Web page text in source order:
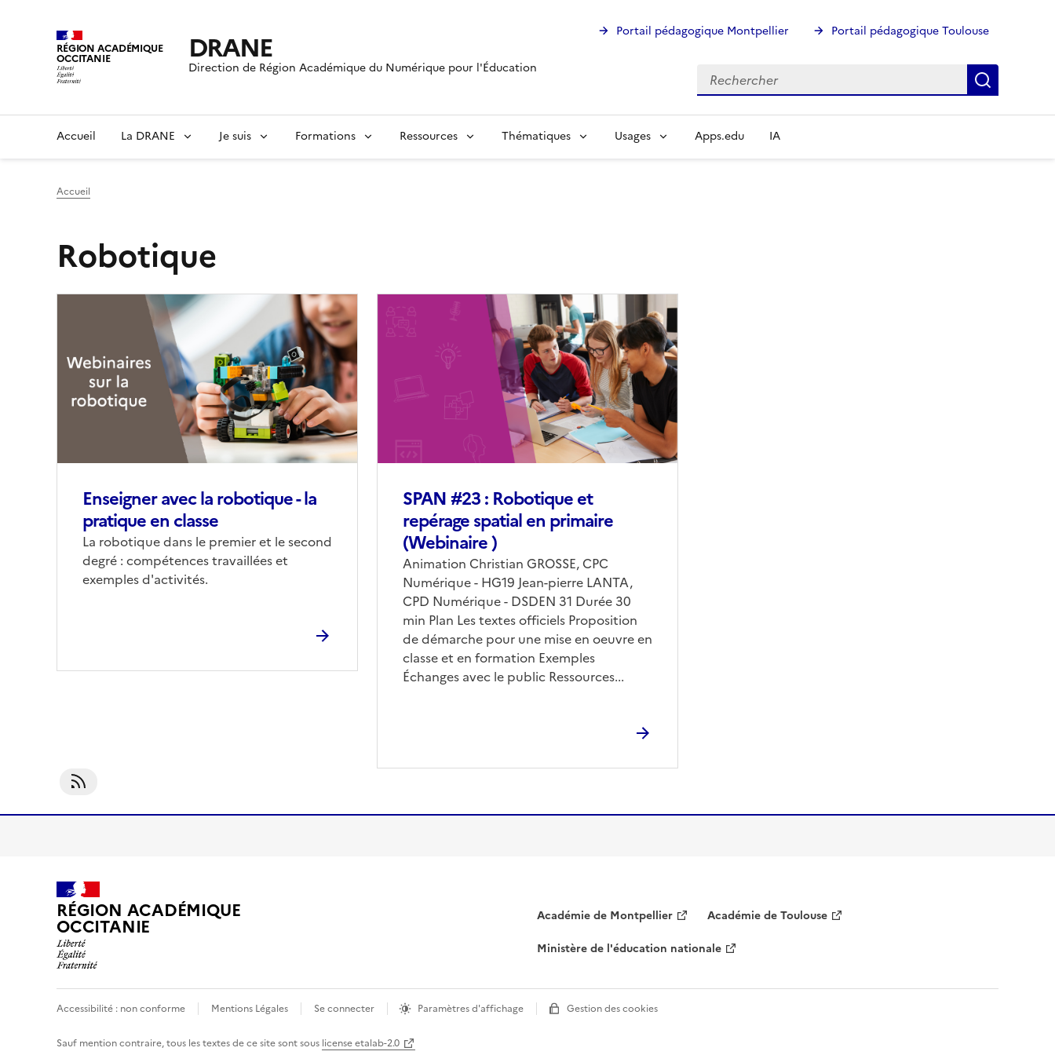
RÉGION ACADÉMIQUE
OCCITANIE DRANE
Direction de Région Académique du Numérique pour l'Éducation
Portail pédagogique Montpellier Portail pédagogique Toulouse
Rechercher
Rechercher
Accueil La DRANE Je suis Formations Ressources Thématiques Usages Apps.edu IA
Accueil
Robotique
Enseigner avec la robotique - la
pratique en classe
Corps
La robotique dans le premier et le second
degré : compétences travaillées et
exemples d'activités.
(conseillée)
SPAN #23 : Robotique et
repérage spatial en primaire
(Webinaire )
Corps
Animation Christian GROSSE, CPC
Numérique - HG19 Jean-pierre LANTA,
CPD Numérique - DSDEN 31 Durée 30
min Plan Les textes officiels Proposition
de démarche pour une mise en oeuvre en
classe et en formation Exemples
Échanges avec le public Ressources...
Image
couverture
(conseillée)
RÉGION ACADÉMIQUE
OCCITANIE Académie de Montpellier
Académie de Toulouse
Ministère de l'éducation nationale
Accessibilité : non conforme Mentions Légales Se connecter Paramètres d'affichage Gestion des cookies
Sauf mention contraire, tous les textes de ce site sont sous license etalab-2.0